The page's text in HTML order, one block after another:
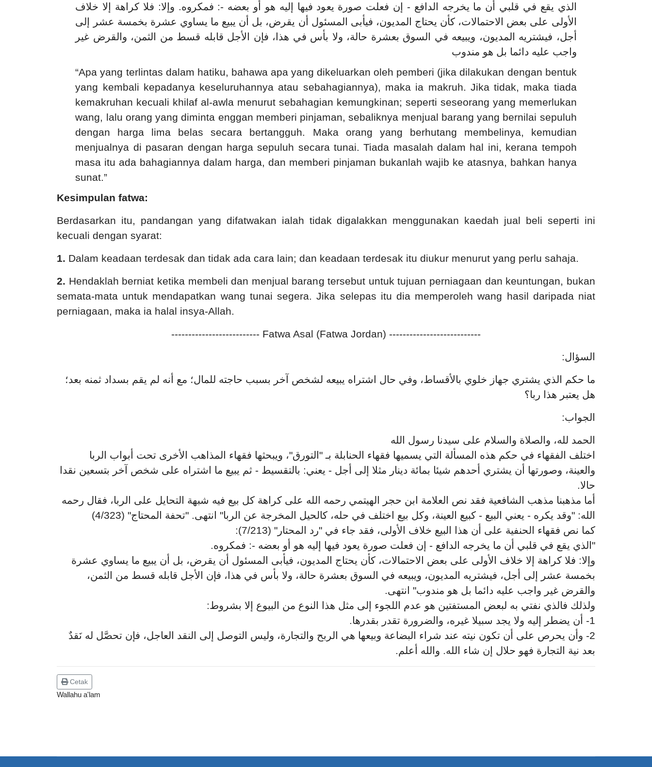
الذي يقع في قلبي أن ما يخرجه الدافع - إن فعلت صورة يعود فيها إليه هو أو بعضه -: فمكروه. وإلا: فلا كراهة إلا خلاف
الأولى على بعض الاحتمالات، كأن يحتاج المديون، فيأبى المسئول أن يقرض، بل أن يبيع ما يساوي عشرة بخمسة عشر إلى
أجل، فيشتريه المديون، ويبيعه في السوق بعشرة حالة، ولا بأس في هذا، فإن الأجل قابله قسط من الثمن، والقرض غير
واجب عليه دائما بل هو مندوب
“Apa yang terlintas dalam hatiku, bahawa apa yang dikeluarkan oleh pemberi (jika dilakukan dengan bentuk
yang kembali kepadanya keseluruhannya atau sebahagiannya), maka ia makruh. Jika tidak, maka tiada
kemakruhan kecuali khilaf al-awla menurut sebahagian kemungkinan; seperti seseorang yang memerlukan
wang, lalu orang yang diminta enggan memberi pinjaman, sebaliknya menjual barang yang bernilai sepuluh
dengan harga lima belas secara bertangguh. Maka orang yang berhutang membelinya, kemudian
menjualnya di pasaran dengan harga sepuluh secara tunai. Tiada masalah dalam hal ini, kerana tempoh
masa itu ada bahagiannya dalam harga, dan memberi pinjaman bukanlah wajib ke atasnya, bahkan hanya
sunat.”
Kesimpulan fatwa:
Berdasarkan itu, pandangan yang difatwakan ialah tidak digalakkan menggunakan kaedah jual beli seperti ini
kecuali dengan syarat:
1. Dalam keadaan terdesak dan tidak ada cara lain; dan keadaan terdesak itu diukur menurut yang perlu sahaja.
2. Hendaklah berniat ketika membeli dan menjual barang tersebut untuk tujuan perniagaan dan keuntungan, bukan
semata-mata untuk mendapatkan wang tunai segera. Jika selepas itu dia memperoleh wang hasil daripada niat
perniagaan, maka ia halal insya-Allah.
-------------------------- Fatwa Asal (Fatwa Jordan) ---------------------------
السؤال:
ما حكم الذي يشتري جهاز خلوي بالأقساط، وفي حال اشتراه يبيعه لشخص آخر بسبب حاجته للمال؛ مع أنه لم يقم بسداد ثمنه بعد؛
هل يعتبر هذا ربا؟
الجواب:
الحمد لله، والصلاة والسلام على سيدنا رسول الله
اختلف الفقهاء في حكم هذه المسألة التي يسميها فقهاء الحنابلة بـ "التورق"، ويبحثها فقهاء المذاهب الأخرى تحت أبواب الربا
والعينة، وصورتها أن يشتري أحدهم شيئا بمائة دينار مثلا إلى أجل - يعني: بالتقسيط - ثم يبيع ما اشتراه على شخص آخر بتسعين نقدا
حالا.
أما مذهبنا مذهب الشافعية فقد نص العلامة ابن حجر الهيتمي رحمه الله على كراهة كل بيع فيه شبهة التحايل على الربا، فقال رحمه
الله: "وقد يكره - يعني البيع - كبيع العينة، وكل بيع اختلف في حله، كالحيل المخرجة عن الربا" انتهى. "تحفة المحتاج" (4/323)
كما نص فقهاء الحنفية على أن هذا البيع خلاف الأولى، فقد جاء في "رد المحتار" (7/213):
"الذي يقع في قلبي أن ما يخرجه الدافع - إن فعلت صورة يعود فيها إليه هو أو بعضه -: فمكروه.
وإلا: فلا كراهة إلا خلاف الأولى على بعض الاحتمالات، كأن يحتاج المديون، فيأبى المسئول أن يقرض، بل أن يبيع ما يساوي عشرة
بخمسة عشر إلى أجل، فيشتريه المديون، ويبيعه في السوق بعشرة حالة، ولا بأس في هذا، فإن الأجل قابله قسط من الثمن،
والقرض غير واجب عليه دائما بل هو مندوب" انتهى.
ولذلك فالذي نفتي به لبعض المستفتين هو عدم اللجوء إلى مثل هذا النوع من البيوع إلا بشروط:
1- أن يضطر إليه ولا يجد سبيلا غيره، والضرورة تقدر بقدرها.
2- وأن يحرص على أن تكون نيته عند شراء البضاعة وبيعها هي الربح والتجارة، وليس التوصل إلى النقد العاجل، فإن تحصَّل له نَقدٌ
بعد نية التجارة فهو حلال إن شاء الله. والله أعلم.
Cetak
Wallahu a'lam